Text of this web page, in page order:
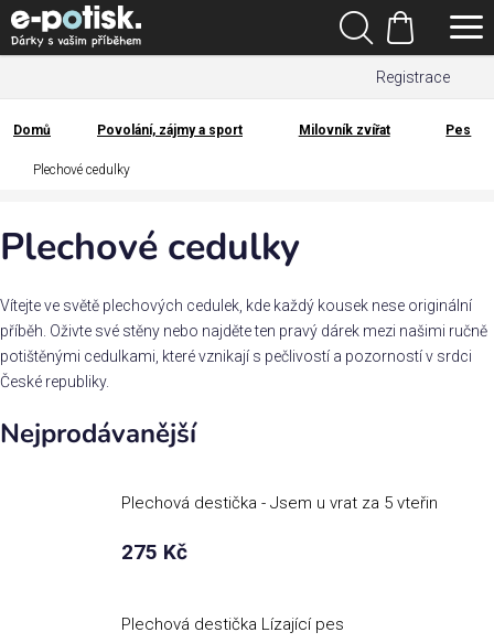
Přejít
na
obsah
Registrace
Hledat
Nákupní
košík
Kategorie
Dárek
pro
Rodina
/
Láska
Povolání,
Domů
Domů Povolání, zájmy a sport Milovník zvířat Pes
Plechové cedulky
Plechové cedulky
Vítejte ve světě plechových cedulek, kde každý kousek nese originální
příběh. Oživte své stěny nebo najděte ten pravý dárek mezi našimi ručně
potištěnými cedulkami, které vznikají s pečlivostí a pozorností v srdci
České republiky.
Nejprodávanější
Plechová destička - Jsem u vrat za 5 vteřin
275 Kč
Plechová destička Lízající pes